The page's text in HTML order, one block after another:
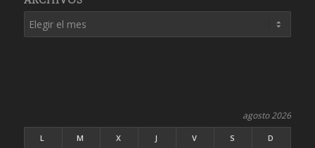
agosto 2026
L M X J V S
D